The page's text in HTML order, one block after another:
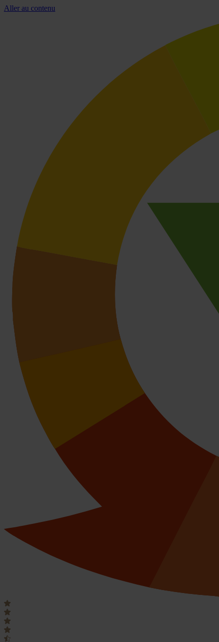
Aller au contenu